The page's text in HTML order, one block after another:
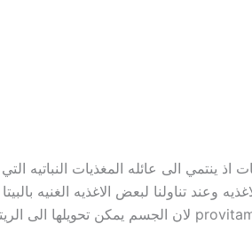
اذ ينتمي الى عائله المغذيات النباتيه